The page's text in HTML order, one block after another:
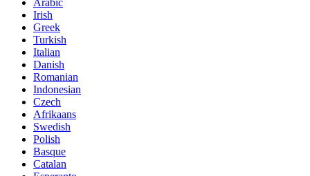
Arabic
Irish
Greek
Turkish
Italian
Danish
Romanian
Indonesian
Czech
Afrikaans
Swedish
Polish
Basque
Catalan